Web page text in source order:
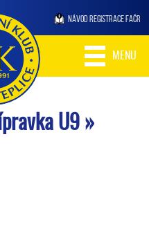
NÁVOD REGISTRACE FAČR
MENU
U9 »